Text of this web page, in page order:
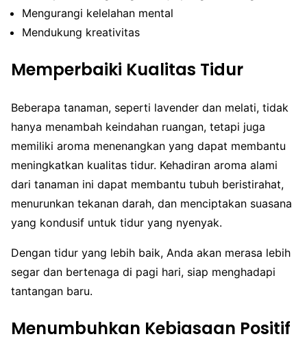
Mengurangi kelelahan mental
Mendukung kreativitas
Memperbaiki Kualitas Tidur
Beberapa tanaman, seperti lavender dan melati, tidak
hanya menambah keindahan ruangan, tetapi juga
memiliki aroma menenangkan yang dapat membantu
meningkatkan kualitas tidur. Kehadiran aroma alami
dari tanaman ini dapat membantu tubuh beristirahat,
menurunkan tekanan darah, dan menciptakan suasana
yang kondusif untuk tidur yang nyenyak.
Dengan tidur yang lebih baik, Anda akan merasa lebih
segar dan bertenaga di pagi hari, siap menghadapi
tantangan baru.
Menumbuhkan Kebiasaan Positif